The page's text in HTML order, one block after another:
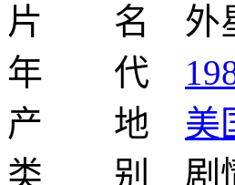
片 名 外
年 代
产 地 美
类 别 剧情/